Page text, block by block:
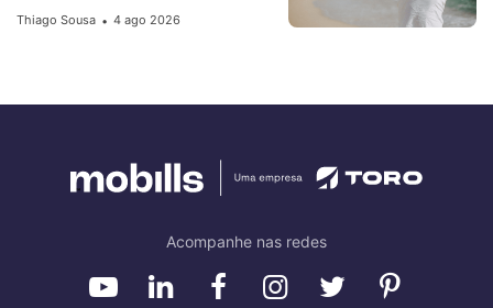
Thiago Sousa • 4 ago 2026
Acompanhe nas redes